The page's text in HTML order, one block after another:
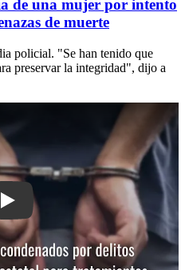
de una mujer por intento
de muerte
policial. "Se han tenido que
preservar la integridad", dijo a
Play: Diputado propone excluir a